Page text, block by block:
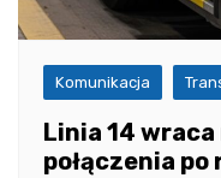
Komunikacja
Linia 14 wraca
połączenia po